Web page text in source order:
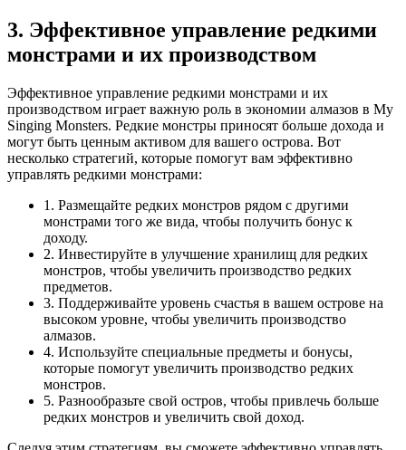
3. Эффективное управление редкими
монстрами и их производством
Эффективное управление редкими монстрами и их
производством играет важную роль в экономии алмазов в My
Singing Monsters. Редкие монстры приносят больше дохода и
могут быть ценным активом для вашего острова. Вот
несколько стратегий, которые помогут вам эффективно
управлять редкими монстрами:
1. Размещайте редких монстров рядом с другими
монстрами того же вида, чтобы получить бонус к
доходу.
2. Инвестируйте в улучшение хранилищ для редких
монстров, чтобы увеличить производство редких
предметов.
3. Поддерживайте уровень счастья в вашем острове на
высоком уровне, чтобы увеличить производство
алмазов.
4. Используйте специальные предметы и бонусы,
которые помогут увеличить производство редких
монстров.
5. Разнообразьте свой остров, чтобы привлечь больше
редких монстров и увеличить свой доход.